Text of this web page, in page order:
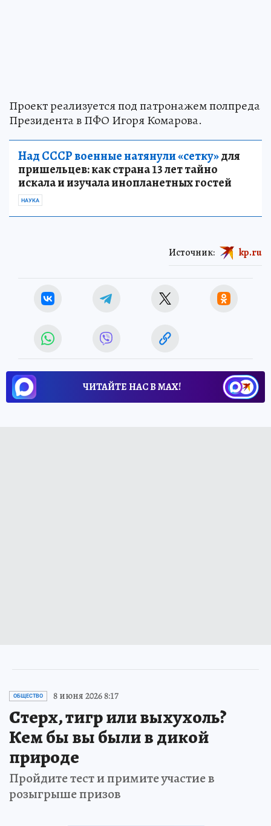
Проект реализуется под патронажем полпреда
Президента в ПФО Игоря Комарова.
Над СССР военные натянули «сетку»для
пришельцев: как страна 13 лет тайно
искала и изучала инопланетных гостей
НАУКА
Источник: kp.ru
ЧИТАЙТЕ НАС В МАХ!
ОБЩЕСТВО 8 июня 2026 8:17
Стерх, тигр или выхухоль?
Кем бы вы были в дикой
природе
Пройдите тест и примите участие в
розыгрыше призов